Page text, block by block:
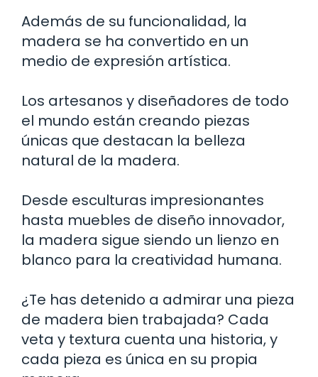
Además de su funcionalidad, la
madera se ha convertido en un
medio de expresión artística.
Los artesanos y diseñadores de todo
el mundo están creando piezas
únicas que destacan la belleza
natural de la madera.
Desde esculturas impresionantes
hasta muebles de diseño innovador,
la madera sigue siendo un lienzo en
blanco para la creatividad humana.
¿Te has detenido a admirar una pieza
de madera bien trabajada? Cada
veta y textura cuenta una historia, y
cada pieza es única en su propia